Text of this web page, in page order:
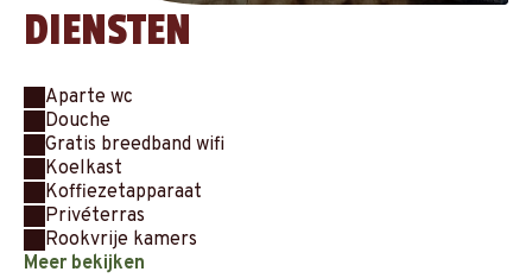
DIENSTEN
Aparte wc
Douche
Gratis breedband wifi
Koelkast
Koffiezetapparaat
Privéterras
Rookvrije kamers
Meer bekijken